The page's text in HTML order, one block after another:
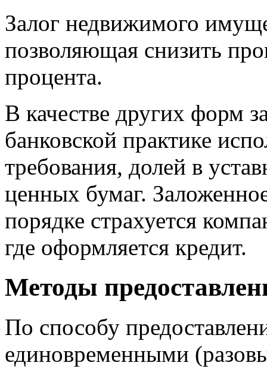
Залог недвижимого
позволяющая снизить
процента.
В качестве других форм
банковской практике
требования, долей в
ценных бумаг.
порядке страхуется
где оформляется кредит.
Методы
По способу
единовременными